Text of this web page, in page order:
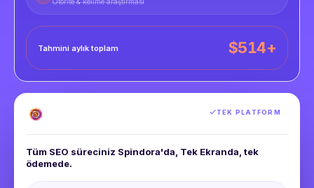
Tahmini aylık toplam $514+
TEK PLATFORM
Tüm SEO süreciniz Spindora'da, Tek Ekranda, tek
ödemede.